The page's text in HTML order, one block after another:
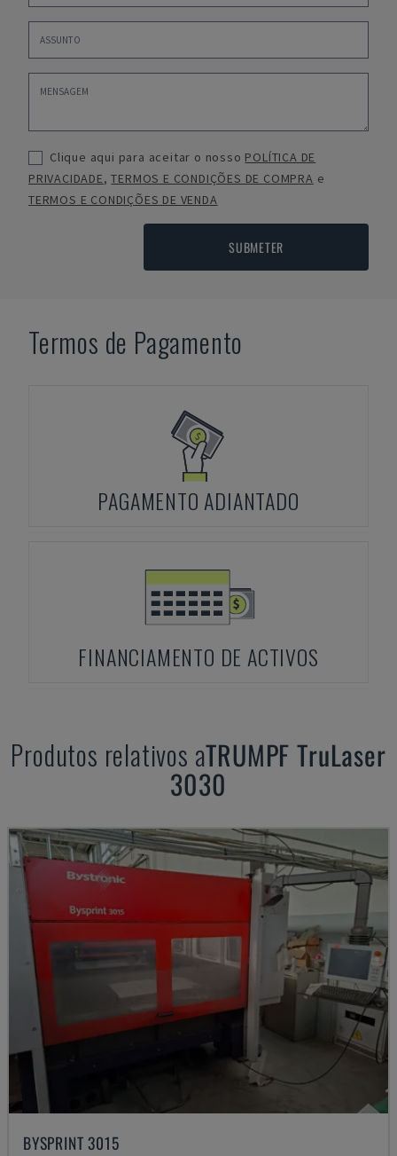
Clique aqui para aceitar o nosso POLÍTICA DE
PRIVACIDADE,TERMOS E CONDIÇÕES DE COMPRA e
TERMOS E CONDIÇÕES DE VENDA
SUBMETER
Termos de Pagamento
PAGAMENTO ADIANTADO
FINANCIAMENTO DE ACTIVOS
Produtos relativos aTRUMPF TruLaser
3030
BYSPRINT 3015